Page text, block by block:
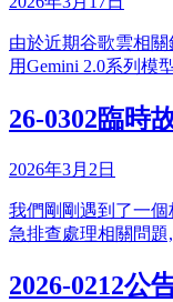
由於近期谷歌雲相
用Gemini 2.0系列模
26-0302臨時
2026年3月2日
我們剛剛遇到了一個
急排查處理相關問
2026-0212公